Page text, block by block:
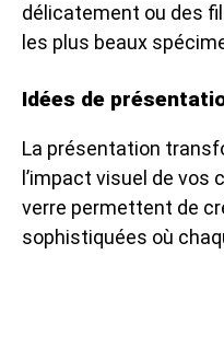
délicatement ou des
les plus beaux
Idées de
La présentation
l’impact visuel de vos
verre permettent de
sophistiquées où